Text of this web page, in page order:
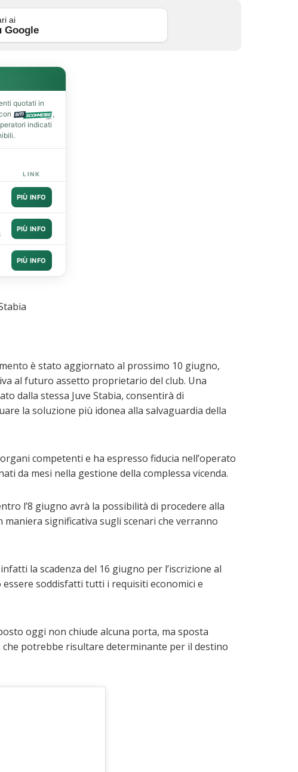
ai
Google
quotati in
,
indicati
LINK
PIÙ INFO
PIÙ INFO
PIÙ INFO
è stato aggiornato al prossimo 10 giugno,
al futuro assetto proprietario del club. Una
dalla stessa Juve Stabia, consentirà di
la soluzione più idonea alla salvaguardia della
competenti e ha espresso fiducia nell’operato
da mesi nella gestione della complessa vicenda.
l’8 giugno avrà la possibilità di procedere alla
significativa sugli scenari che verranno
la scadenza del 16 giugno per l’iscrizione al
soddisfatti tutti i requisiti economici e
oggi non chiude alcuna porta, ma sposta
potrebbe risultare determinante per il destino